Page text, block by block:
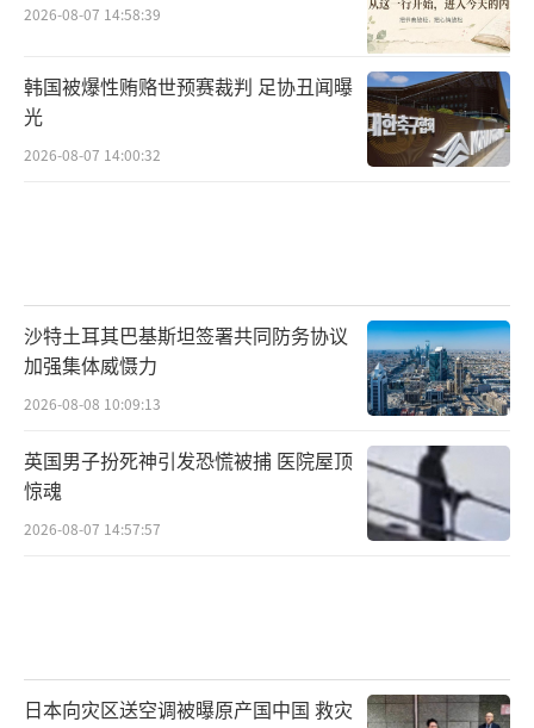
2026-08-07 14:58:39
韩国被爆性贿赂世预赛裁判 足协丑闻曝
光
2026-08-07 14:00:32
沙特土耳其巴基斯坦签署共同防务协议
加强集体威慑力
2026-08-08 10:09:13
英国男子扮死神引发恐慌被捕 医院屋顶
惊魂
2026-08-07 14:57:57
日本向灾区送空调被曝原产国中国 救灾